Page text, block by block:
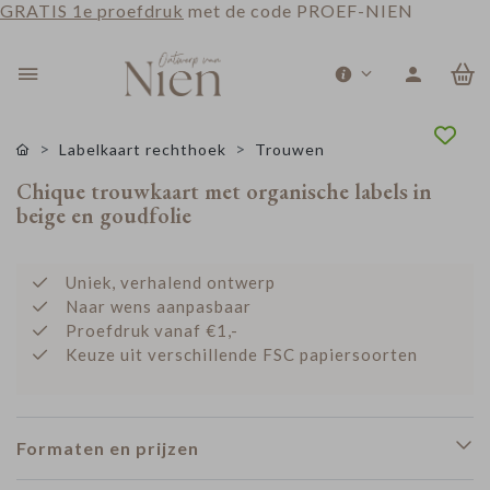
GRATIS 1e proefdruk met de code PROEF-NIEN
Labelkaart rechthoek Trouwen
Chique trouwkaart met organische labels in
beige en goudfolie
Uniek, verhalend ontwerp
Naar wens aanpasbaar
Proefdruk vanaf €1,-
Keuze uit verschillende FSC papiersoorten
Formaten en prijzen